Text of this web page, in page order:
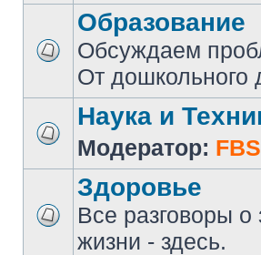
Образование
Обсуждаем
От дошкольного
Наука и
Модератор: FBS
Здоровье
Все разговоры
жизни - здесь.